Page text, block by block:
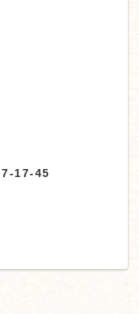
7-17-45